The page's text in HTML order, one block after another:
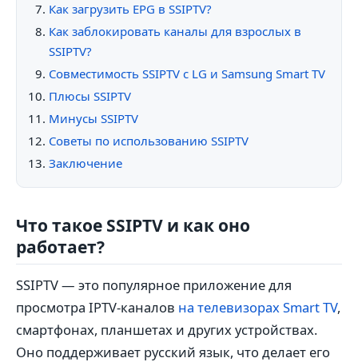
Как загрузить EPG в SSIPTV?
Как заблокировать каналы для взрослых в
SSIPTV?
Совместимость SSIPTV с LG и Samsung Smart TV
Плюсы SSIPTV
Минусы SSIPTV
Советы по использованию SSIPTV
Заключение
Что такое SSIPTV и как оно
работает?
SSIPTV — это популярное приложение для
просмотра IPTV-каналов на телевизорах Smart TV,
смартфонах, планшетах и других устройствах.
Оно поддерживает русский язык, что делает его